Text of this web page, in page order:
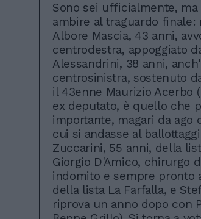
Sono sei ufficialmente,
ambire al traguardo finale:
Albore Mascia, 43 anni,
centrodestra, appoggiato
Alessandrini, 38 anni,
centrosinistra, sostenuto
il 43enne Maurizio Acerbo
ex deputato, è quello che
importante, magari da ago
cui si andasse al
Zuccarini, 55 anni, della
Giorgio D'Amico, chirurgo
indomito e sempre pronto
della lista La Farfalla, e
riprova un anno dopo con